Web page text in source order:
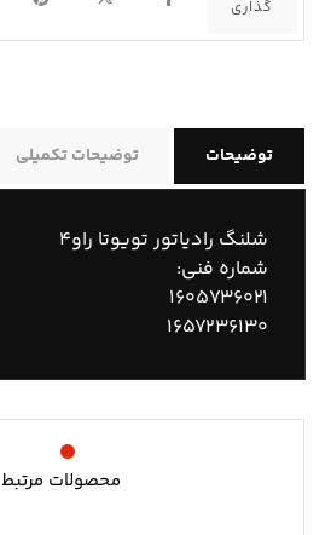
توضیحات توضیحات تکمیلی
شلنگ رادیاتور تویوتا راو۴
شماره فنی:
۱۶۰۵۷۳۶۰۲۱
۱۶۵۷۲۳۶۱۳۰
محصولات مرتبط